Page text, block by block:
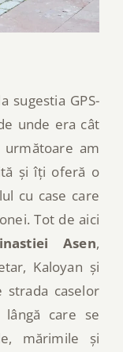
sugestia GPS-
unde era cât
am
și îți oferă o
cu case care
Tot de aici
Asen,
Kaloyan și
strada caselor
care se
mărimile și